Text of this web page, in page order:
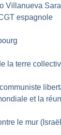
Villanueva
espagnole
la terre
et la
le mur